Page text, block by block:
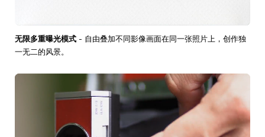
无限多重曝光模式 - 自由叠加不同影像画面在同一张照片上，创作独
一无二的风景。